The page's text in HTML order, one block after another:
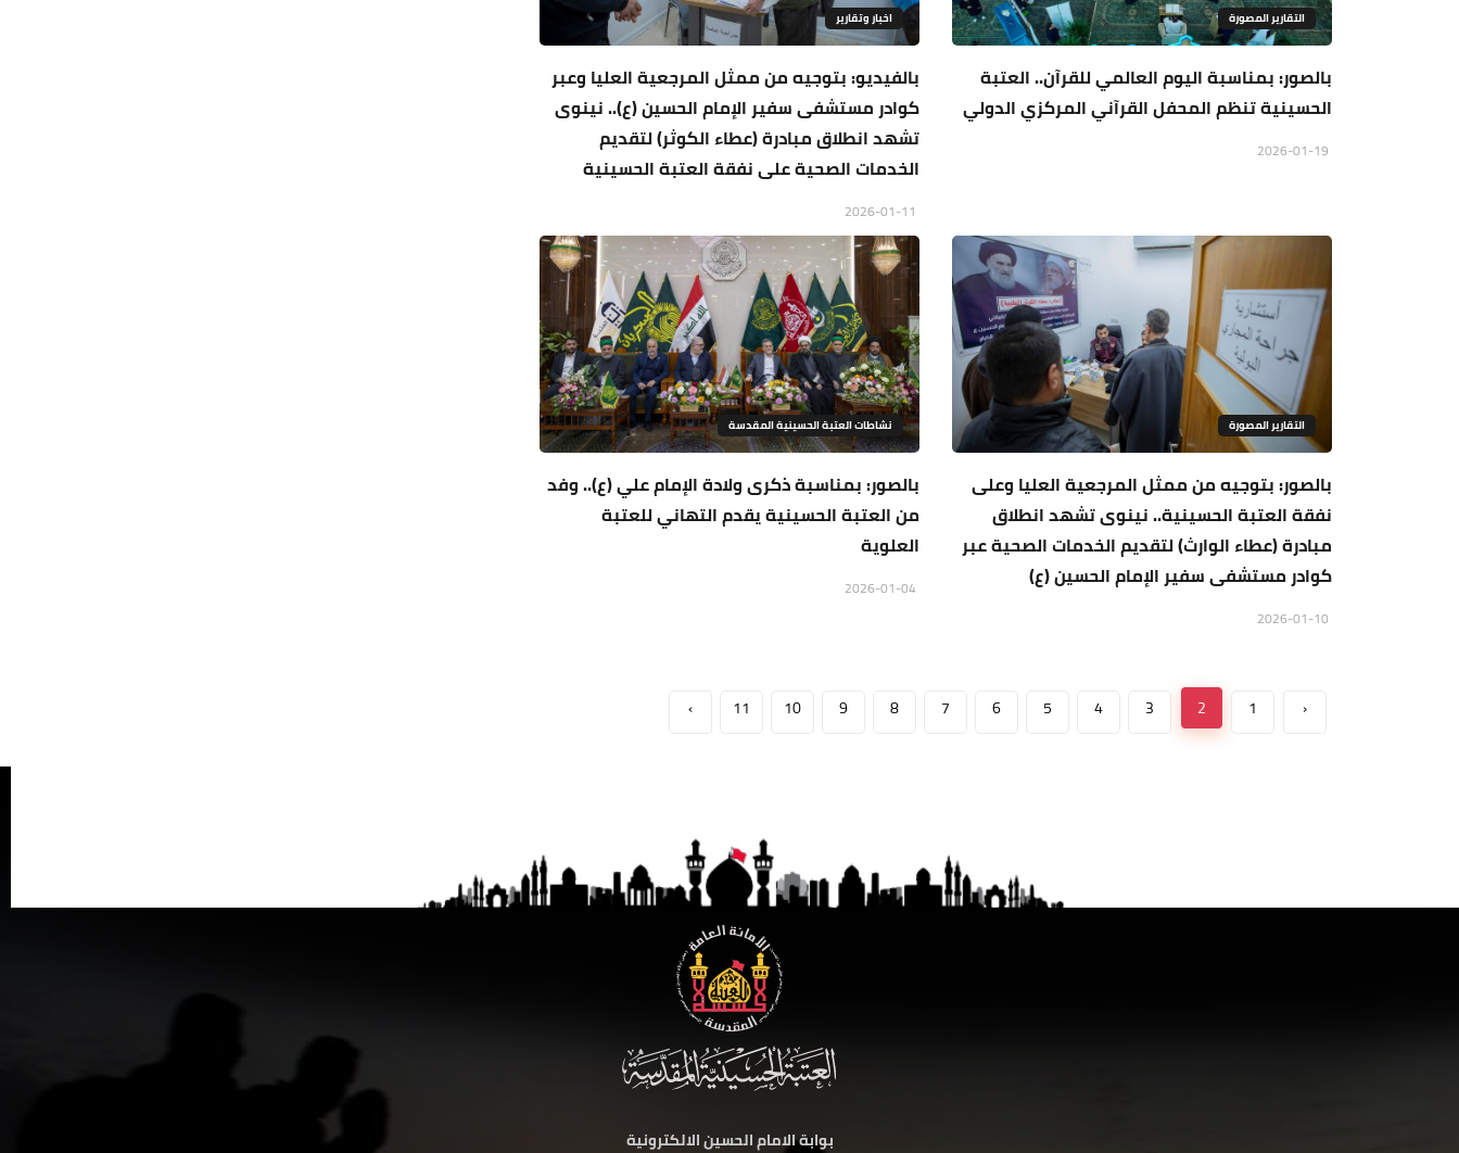
التقارير المصورة
بالصور: بمناسبة اليوم العالمي للقرآن.. العتبة
الحسينية تنظم المحفل القرآني المركزي الدولي
اخبار وتقارير
بالفيديو: بتوجيه من ممثل المرجعية العليا وعبر
كوادر مستشفى سفير الإمام الحسين (ع).. نينوى
تشهد انطلاق مبادرة (عطاء الكوثر) لتقديم
الخدمات الصحية على نفقة العتبة الحسينية
التقارير المصورة
بالصور: بتوجيه من ممثل المرجعية العليا وعلى
نفقة العتبة الحسينية.. نينوى تشهد انطلاق
مبادرة (عطاء الوارث) لتقديم الخدمات الصحية عبر
كوادر مستشفى سفير الإمام الحسين (ع)
نشاطات العتبة الحسينية المقدسة
بالصور: بمناسبة ذكرى ولادة الإمام علي (ع).. وفد
من العتبة الحسينية يقدم التهاني للعتبة
العلوية
‹
1
2
3
4
5
6
7
8
9
10
11
›
بوابة الامام الحسين الالكترونية